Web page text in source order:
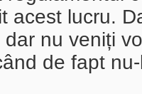
acest lucru.
nu veniți
de fapt